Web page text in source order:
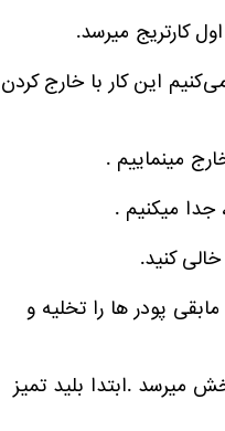
کارتریج میرسد.
این کار با خارج کردن
مینماییم .
جدا میکنیم .
کنید.
پودر ها را تخلیه و
میرسد .ابتدا بلید تمیز